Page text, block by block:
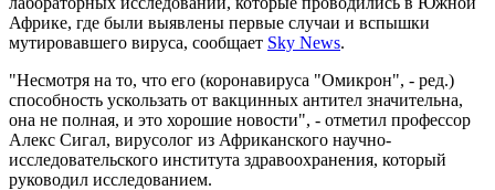
Африке, где были выявлены первые случаи и вспышки
мутировавшего вируса, сообщает Sky News.
"Несмотря на то, что его (коронавируса "Омикрон", - ред.)
способность ускользать от вакцинных антител значительна,
она не полная, и это хорошие новости", - отметил профессор
Алекс Сигал, вирусолог из Африканского научно-
исследовательского института здравоохранения, который
руководил исследованием.